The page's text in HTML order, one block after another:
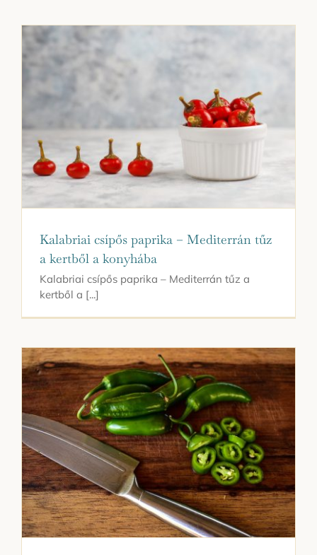
Kapcsolat
Kalabriai csípős paprika – Mediterrán tűz
a kertből a konyhába
Kalabriai csípős paprika – Mediterrán tűz a
kertből a [...]